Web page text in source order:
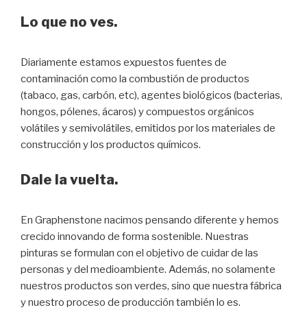
Lo que no ves.
Diariamente estamos expuestos fuentes de
contaminación como la combustión de productos
(tabaco, gas, carbón, etc), agentes biológicos (bacterias,
hongos, pólenes, ácaros) y compuestos orgánicos
volátiles y semivolátiles, emitidos por los materiales de
construcción y los productos químicos.
Dale la vuelta.
En Graphenstone nacimos pensando diferente y hemos
crecido innovando de forma sostenible. Nuestras
pinturas se formulan con el objetivo de cuidar de las
personas y del medioambiente. Además, no solamente
nuestros productos son verdes, sino que nuestra fábrica
y nuestro proceso de producción también lo es.